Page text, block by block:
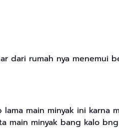
dari rumah nya menemui
main minyak ini
main minyak bang kalo